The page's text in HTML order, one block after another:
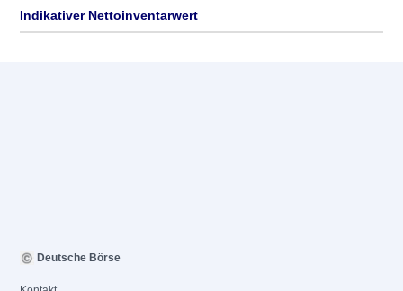
Indikativer Nettoinventarwert
Deutsche Börse